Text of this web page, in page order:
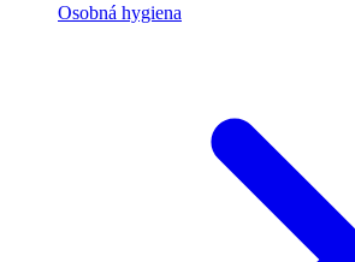
Osobná hygiena